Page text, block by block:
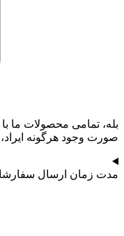
بله، تمامی محصولات ما
صورت وجود هرگونه
مدت زمان ارسال